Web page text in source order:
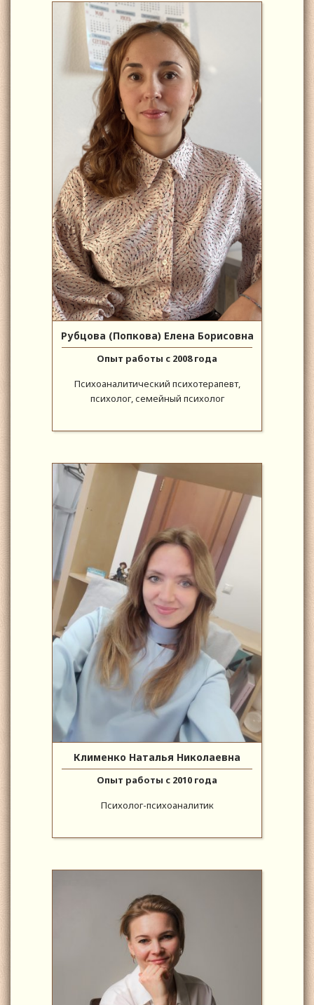
Рубцова (Попкова) Елена Борисовна
Опыт работы с 2008 года
Психоаналитический психотерапевт,
психолог, семейный психолог
Клименко Наталья Николаевна
Опыт работы с 2010 года
Психолог-психоаналитик